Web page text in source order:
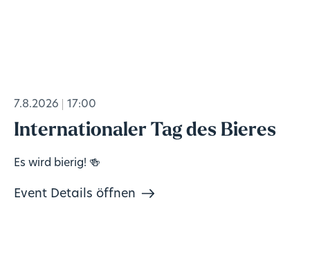
7.8.2026 17:00
Internationaler Tag des Bieres
Es wird bierig! 🍻
Event Details öffnen